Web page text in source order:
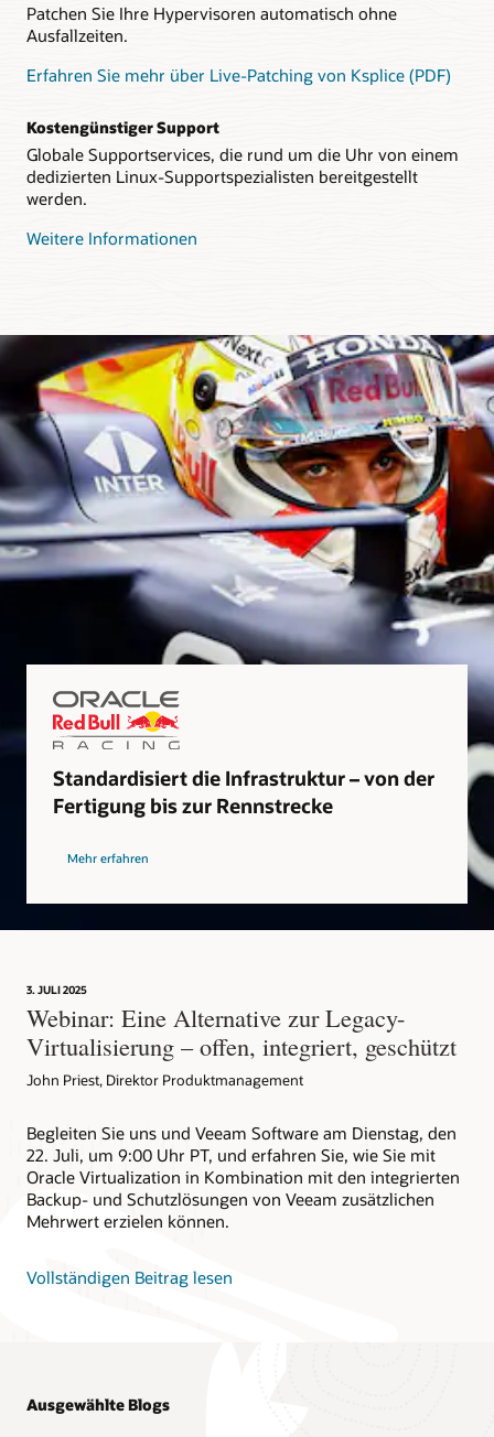
Patchen Sie Ihre Hypervisoren automatisch ohne
Ausfallzeiten.
Erfahren Sie mehr über Live-Patching von Ksplice (PDF)
Kostengünstiger Support
Globale Supportservices, die rund um die Uhr von einem
dedizierten Linux-Supportspezialisten bereitgestellt
werden.
Weitere Informationen
Standardisiert die Infrastruktur – von der
Fertigung bis zur Rennstrecke
Mehr erfahren
3. JULI 2025
Webinar: Eine Alternative zur Legacy-
Virtualisierung – offen, integriert, geschützt
John Priest, Direktor Produktmanagement
Begleiten Sie uns und Veeam Software am Dienstag, den
22. Juli, um 9:00 Uhr PT, und erfahren Sie, wie Sie mit
Oracle Virtualization in Kombination mit den integrierten
Backup- und Schutzlösungen von Veeam zusätzlichen
Mehrwert erzielen können.
Vollständigen Beitrag lesen
Ausgewählte Blogs